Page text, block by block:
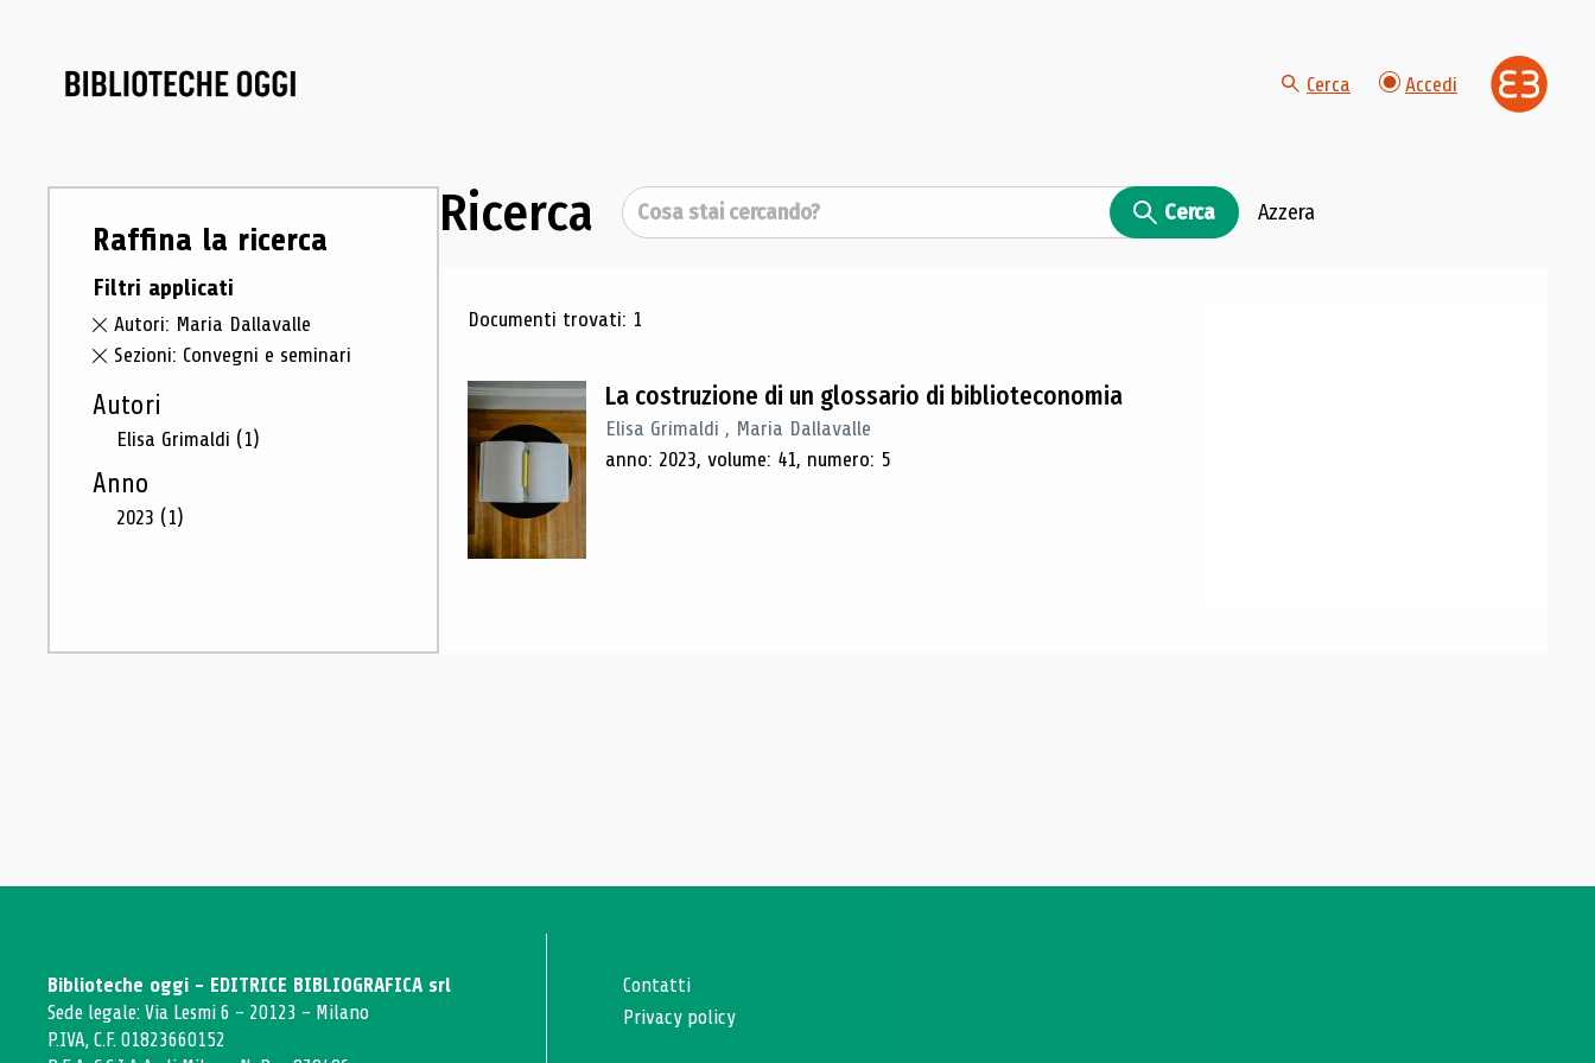
Cerca Accedi
Raffina la ricerca
Filtri applicati
Autori: Maria Dallavalle
Sezioni: Convegni e seminari
Autori
Elisa Grimaldi (1)
Anno
2023 (1)
Ricerca Cerca Cerca Azzera
Risultati di ricerca
Documenti trovati: 1
La costruzione di un glossario di biblioteconomia
Elisa Grimaldi , Maria Dallavalle
anno: 2023, volume: 41, numero: 5
Biblioteche oggi - EDITRICE BIBLIOGRAFICA srl
Sede legale: Via Lesmi 6 - 20123 - Milano
P.IVA, C.F. 01823660152
Contatti
Privacy policy